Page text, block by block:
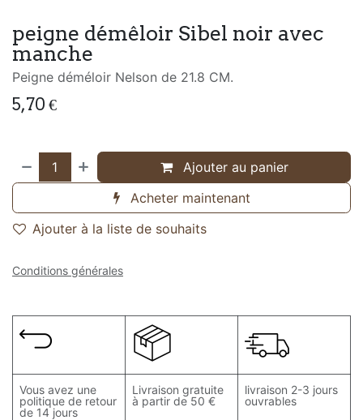
peigne démêloir Sibel noir avec
manche
Peigne déméloir Nelson de 21.8 CM.
5,70 €
Ajouter au panier
Acheter maintenant
Ajouter à la liste de souhaits
Conditions générales
Vous avez une
politique de retour
de 14 jours
Livraison gratuite
à partir de 50 €
livraison 2-3 jours
ouvrables